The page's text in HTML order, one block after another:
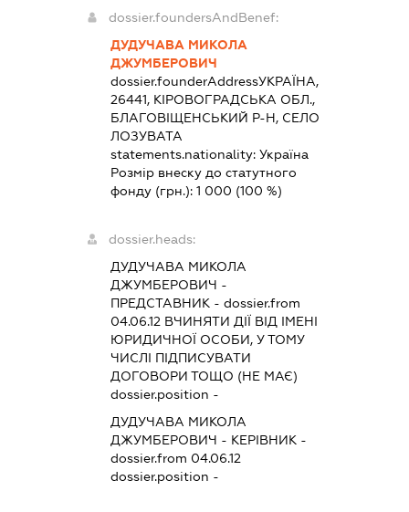
dossier.foundersAndBenef:
ДУДУЧАВА МИКОЛА
ДЖУМБЕРОВИЧ
dossier.founderAddressУКРАЇНА,
26441, КІРОВОГРАДСЬКА ОБЛ.,
БЛАГОВІЩЕНСЬКИЙ Р-Н, СЕЛО
ЛОЗУВАТА
statements.nationality: Україна
Розмір внеску до статутного
фонду (грн.): 1 000 (100 %)
dossier.heads:
ДУДУЧАВА МИКОЛА
ДЖУМБЕРОВИЧ -
ПРЕДСТАВНИК- dossier.from
04.06.12ВЧИНЯТИ ДІЇ ВІД ІМЕНІ
ЮРИДИЧНОЇ ОСОБИ, У ТОМУ
ЧИСЛІ ПІДПИСУВАТИ
ДОГОВОРИ ТОЩО (НЕ МАЄ)
dossier.position -
ДУДУЧАВА МИКОЛА
ДЖУМБЕРОВИЧ - КЕРІВНИК-
dossier.from 04.06.12
dossier.position -